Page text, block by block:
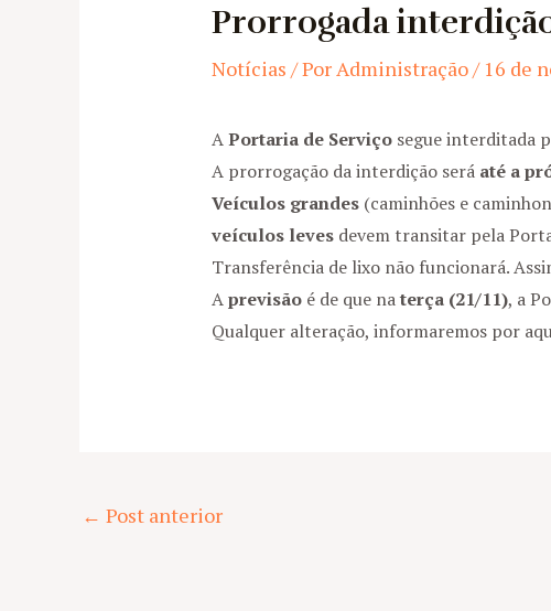
Prorrogada
Notícias / PorAdministração/ 16 de
APortaria de Serviço segue interditada
A prorrogação da interdição será até a
Veículos grandes (caminhões e
veículos leves devem transitar pela
Transferência de lixo não funcionará.
Aprevisão é de que naterça (21/11), a
Qualquer alteração, informaremos por
Post
← Post anterior